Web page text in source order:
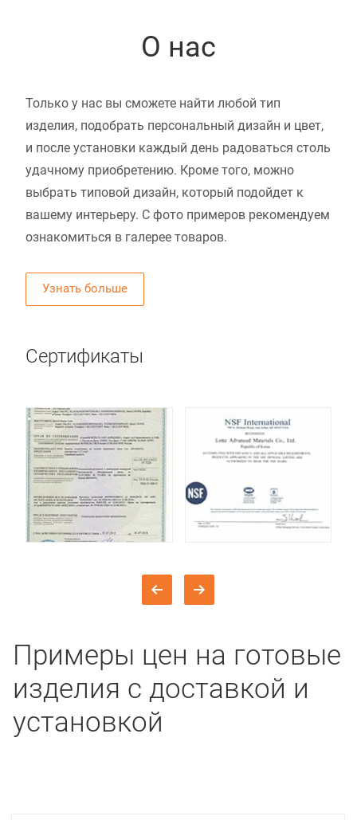
О нас
Только у нас вы сможете найти любой тип
изделия, подобрать персональный дизайн и цвет,
и после установки каждый день радоваться столь
удачному приобретению. Кроме того, можно
выбрать типовой дизайн, который подойдет к
вашему интерьеру. С фото примеров рекомендуем
ознакомиться в галерее товаров.
Узнать больше
Сертификаты
Примеры цен на готовые
изделия с доставкой и
установкой